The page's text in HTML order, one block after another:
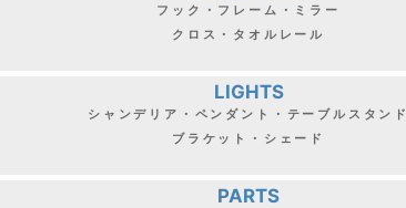
フック・フレーム・ミラー
クロス・タオルレール
LIGHTS
シャンデリア・ペンダント・テーブルスタンド
ブラケット・シェード
PARTS